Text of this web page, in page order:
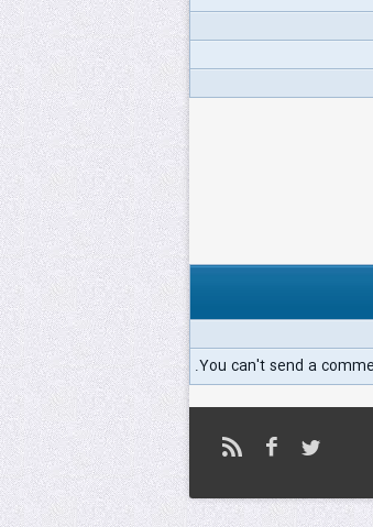
You can't send a